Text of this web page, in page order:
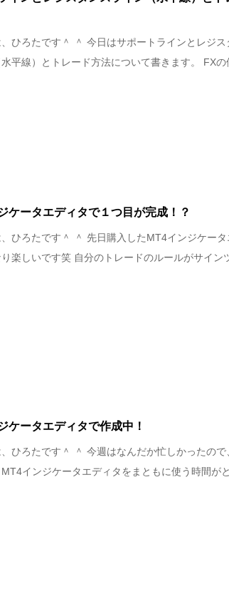
ひろたです＾ ＾ 今日はサポートラインとレジス
平線）とトレード方法について書きます。 FXの
ケータエディタで１つ目が完成！？
ひろたです＾ ＾ 先日購入したMT4インジケー
り楽しいです笑 自分のトレードのルールがサイン
ケータエディタで作成中！
ひろたです＾ ＾ 今週はなんだか忙しかったので
インジケータエディタをまともに使う時間が